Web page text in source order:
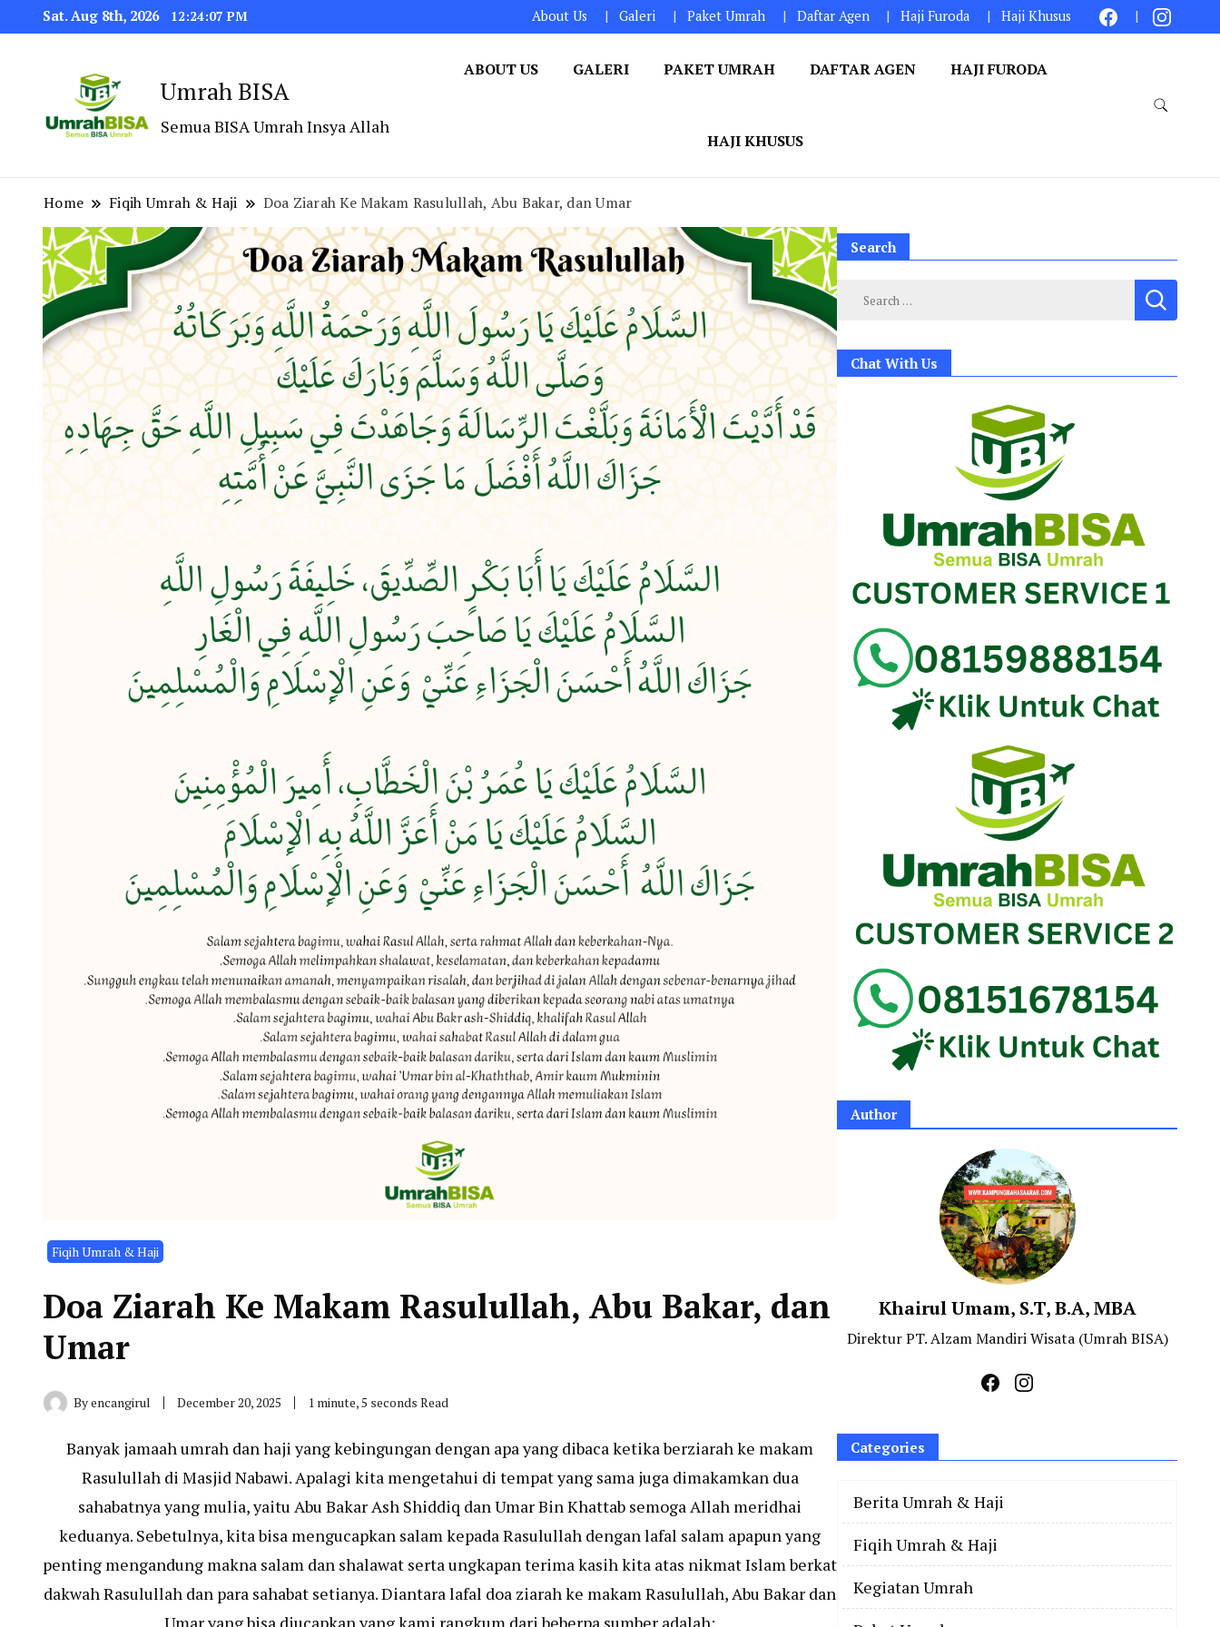
Sat. Aug 8th, 2026 12:24:08 PM About Us Galeri Paket Umrah Daftar Agen Haji Furoda Haji Khusus
Umrah BISA
Semua BISA Umrah Insya Allah
ABOUT US GALERI PAKET UMRAH DAFTAR AGEN HAJI FURODA
HAJI KHUSUS
Home Fiqih Umrah & Haji Doa Ziarah Ke Makam Rasulullah, Abu Bakar, dan Umar
Fiqih Umrah & Haji
Doa Ziarah Ke Makam Rasulullah, Abu Bakar, dan
Umar
Byencangirul December 20, 2025 1 minute, 5 seconds Read
Banyak jamaah umrah dan haji yang kebingungan dengan apa yang dibaca ketika berziarah ke makam
Rasulullah di Masjid Nabawi. Apalagi kita mengetahui di tempat yang sama juga dimakamkan dua
sahabatnya yang mulia, yaitu Abu Bakar Ash Shiddiq dan Umar Bin Khattab semoga Allah meridhai
keduanya. Sebetulnya, kita bisa mengucapkan salam kepada Rasulullah dengan lafal salam apapun yang
penting mengandung makna salam dan shalawat serta ungkapan terima kasih kita atas nikmat Islam berkat
dakwah Rasulullah dan para sahabat setianya. Diantara lafal doa ziarah ke makam Rasulullah, Abu Bakar dan
Umar yang bisa diucapkan yang kami rangkum dari beberpa sumber adalah:
Search
Search
Chat With Us
Author
Khairul Umam, S.T, B.A, MBA
Direktur PT. Alzam Mandiri Wisata (Umrah BISA)
Categories
Berita Umrah & Haji
Fiqih Umrah & Haji
Kegiatan Umrah